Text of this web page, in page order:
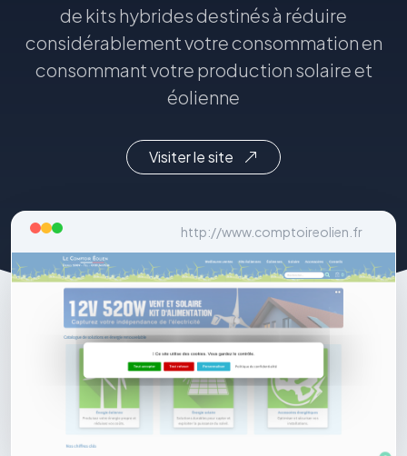
de kits hybrides destinés à réduire
considérablement votre consommation en
consommant votre production solaire et
éolienne
Visiter le site
http://www.comptoireolien.fr